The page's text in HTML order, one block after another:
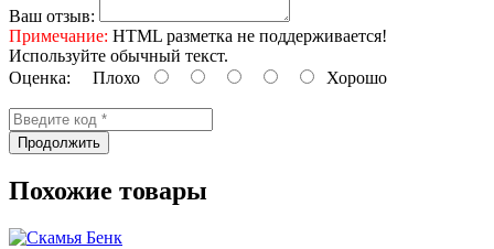
Ваш отзыв:
Примечание: HTML разметка не поддерживается!
Используйте обычный текст.
Оценка: Плохо Хорошо
Продолжить
Похожие товары